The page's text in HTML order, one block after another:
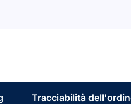
Tracciabilità